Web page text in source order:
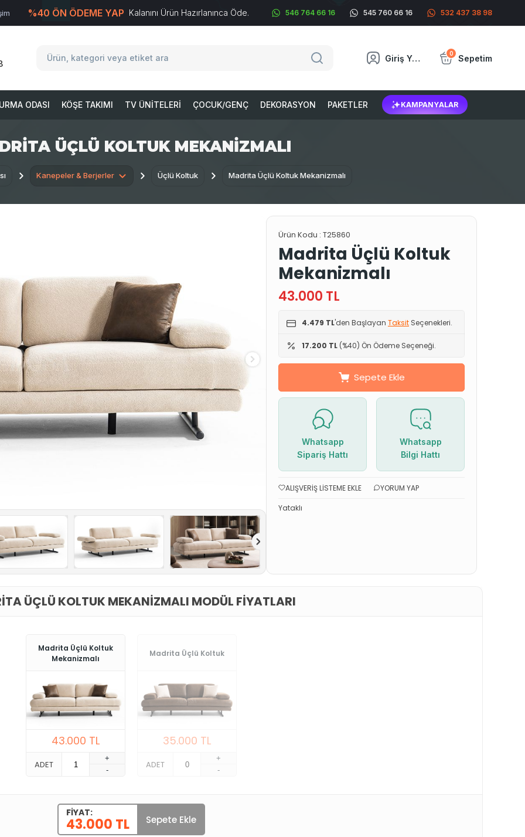
%40 ÖN ÖDEME YAP Kalanını Ürün Hazırlanınca Öde. 546 764 66 16 545 760 66 16 532 437 38 98
Giriş Yap 0 Sepetim
ODASI KÖŞE TAKIMI TV ÜNITELERI ÇOCUK/GENÇ DEKORASYON PAKETLER KAMPANYALAR
ÜÇLÜ KOLTUK MEKANIZMALI
Kanepeler & Berjerler Üçlü Koltuk Madrita Üçlü Koltuk Mekanizmalı
Ürün Kodu : T25860
Madrita Üçlü Koltuk
Mekanizmalı
43.000 TL
4.479 TL'den Başlayan Taksit Seçenekleri.
17.200 TL (%40) Ön Ödeme Seçeneği.
Sepete Ekle
Whatsapp
Sipariş Hattı
Whatsapp
Bilgi Hattı
ALIŞVERIŞ LISTEME EKLE
YORUM YAP
Yataklı
ÜÇLÜ KOLTUK MEKANIZMALI MODÜL FIYATLARI
Madrita Üçlü Koltuk
Mekanizmalı
43.000 TL
ADET
+
-
Madrita Üçlü Koltuk
35.000 TL
ADET
+
-
FIYAT:
43.000 TL Sepete Ekle
T-Soft E-TicaretSistemleriyle Hazırlanmıştır.